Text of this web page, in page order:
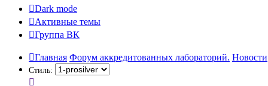
Dark mode
Активные темы
Группа ВК
Главная Форум аккредитованных лабораторий. Новости
Стиль: